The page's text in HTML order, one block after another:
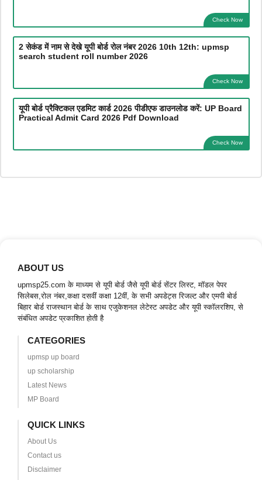
Check Now
2 सेकंड में नाम से देखे यूपी बोर्ड रोल नंबर 2026 10th 12th: upmsp
search student roll number 2026
Check Now
यूपी बोर्ड प्रैक्टिकल एडमिट कार्ड 2026 पीडीएफ डाउनलोड करें: UP Board
Practical Admit Card 2026 Pdf Download
Check Now
ABOUT US
upmsp25.com के माध्यम से यूपी बोर्ड जैसे यूपी बोर्ड सेंटर लिस्ट, मॉडल पेपर
सिलेबस,रोल नंबर,कक्षा दसवीं कक्षा 12वीं, के सभी अपडेट्स रिजल्ट और एमपी बोर्ड
बिहार बोर्ड राजस्थान बोर्ड के साथ एजुकेशनल लेटेस्ट अपडेट और यूपी स्कॉलरशिप, से
संबंधित अपडेट प्रकाशित होती है
CATEGORIES
upmsp up board
up scholarship
Latest News
MP Board
QUICK LINKS
About Us
Contact us
Disclaimer